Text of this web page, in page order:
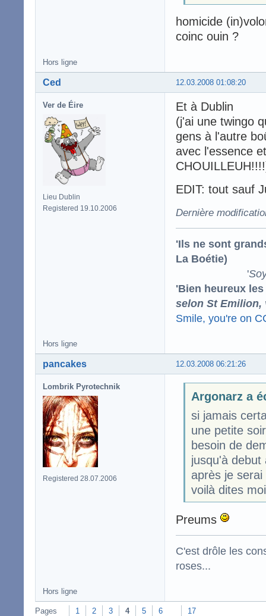
homicide
coinc ouin ?
Hors ligne
12.03.2008 01:08:20
Ced
Ver de Éire
Lieu Dublin
Registered 19.10.2006
Et à Dublin
(j'ai une twingo
gens à l'autre
avec l'essence
EDIT: tout sauf
Dernière
'Ils ne sont
La Boétie)
'
'Bien heureux
selon St Emilion,
Smile, you're on
Hors ligne
12.03.2008 06:21:26
pancakes
Lombrik Pyrotechnik
Registered 28.07.2006
Argonarz a
si jamais
une petite
besoin de
jusqu'à debut
après je
voilà dites
Preums
C'est drôle les
roses...
Hors ligne
Pages 1 2 3 4 5 6 17